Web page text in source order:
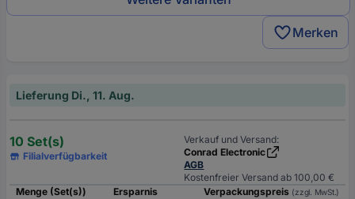
Merken
Lieferung Di., 11. Aug.
10 Set(s)
Filialverfügbarkeit
Verkauf und Versand:
Conrad Electronic
AGB
Kostenfreier Versand ab 100,00 €
Menge (Set(s))
Ersparnis Verpackungspreis (zzgl. MwSt.)